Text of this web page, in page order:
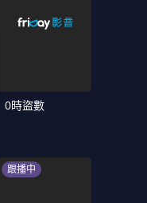
0時盜數
跟播中